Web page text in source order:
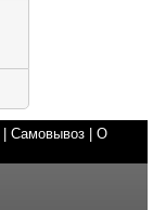
Самовывоз
О